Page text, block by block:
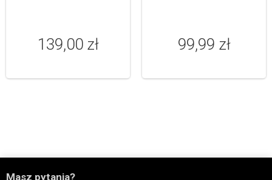
139,00 zł 99,99 zł
Masz pytania?